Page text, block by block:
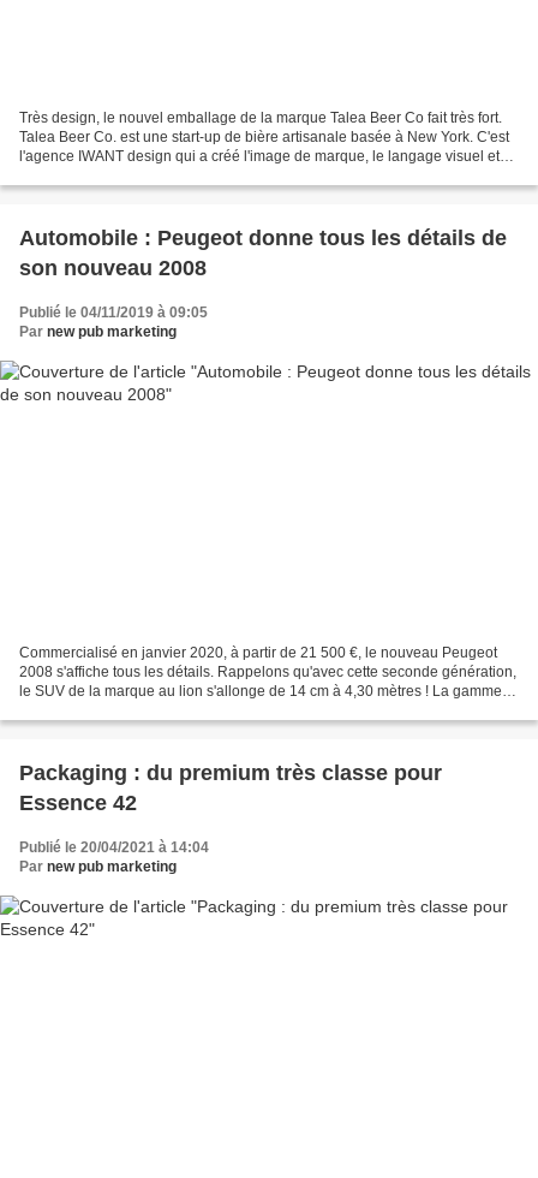
Très design, le nouvel emballage de la marque Talea Beer Co fait très fort.
Talea Beer Co. est une start-up de bière artisanale basée à New York. C'est
l'agence IWANT design qui a créé l'image de marque, le langage visuel et
Automobile : Peugeot donne tous les détails de
son nouveau 2008
Publié le 04/11/2019 à 09:05
Par new pub marketing
Commercialisé en janvier 2020, à partir de 21 500 €, le nouveau Peugeot
2008 s'affiche tous les détails. Rappelons qu'avec cette seconde génération,
le SUV de la marque au lion s'allonge de 14 cm à 4,30 mètres ! La gamme
Packaging : du premium très classe pour
Essence 42
Publié le 20/04/2021 à 14:04
Par new pub marketing